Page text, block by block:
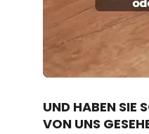
Unmute
UND HABEN SIE
VON UNS